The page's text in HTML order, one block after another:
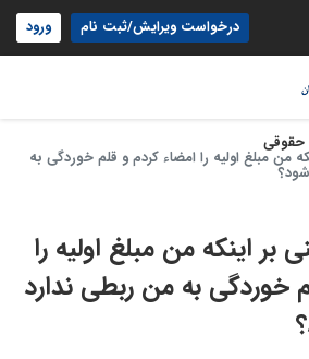
درخواست ویرایش/ثبت نام ورود
حقوقی
من مبلغ اولیه را امضاء کردم و قلم خوردگی به
اینکه من مبلغ اولیه را
خوردگی به من ربطی ندارد